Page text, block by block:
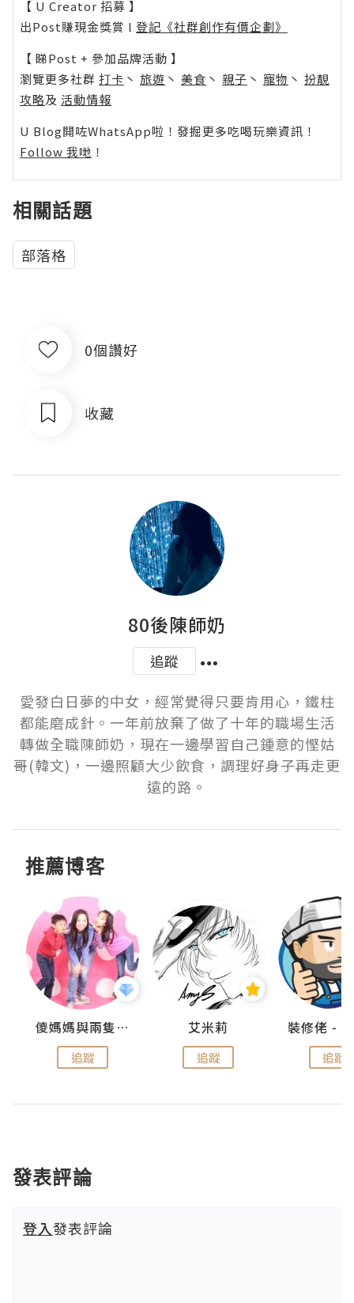
【 U Creator 招募 】
出Post賺現金獎賞 l 登記《社群創作有價企劃》
【 睇Post + 參加品牌活動 】
瀏覽更多社群 打卡 丶 旅遊 丶 美食 丶 親子 丶 寵物 丶 扮靚
攻略及 活動情報
U Blog開咗WhatsApp啦！發掘更多吃喝玩樂資訊！
Follow 我哋 ！
相關話題
部落格
0個讚好
收藏
80後陳師奶
追蹤
愛發白日夢的中女，經常覺得只要肯用心，鐵柱
都能磨成針。一年前放棄了做了十年的職場生活
轉做全職陳師奶，現在一邊學習自己鍾意的慳姑
哥(韓文)，一邊照顧大少飲食，調理好身子再走更
遠的路。
推薦博客
儍媽媽與兩隻小魔怪之家
追蹤
艾米莉
追蹤 追蹤
發表評論
登入發表評論